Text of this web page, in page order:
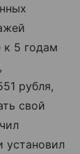
к 5 годам
рубля,
свой
установил